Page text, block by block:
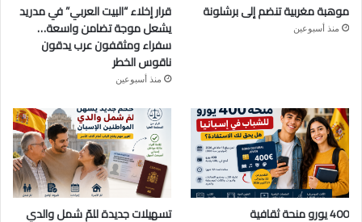
موهبة مغربية تنضم إلى برشلونة
منذ أسبوعين
قرار إخلاء “البيت العربي” في مدريد
يشعل موجة تضامن واسعة…
سفراء ومثقفون عرب يدقون
ناقوس الخطر
منذ أسبوعين
400 يورو منحة ثقافية
تسهيلات جديدة للمّ شمل والدي